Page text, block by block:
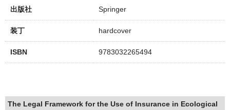
出版社 Springer
装丁 hardcover
ISBN 9783032265494
The Legal Framework for the Use of Insurance in Ecological